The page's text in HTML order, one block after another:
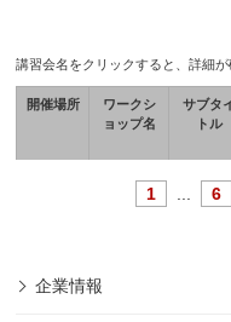
講習会名をクリックすると、詳細
開催場所
ワークシ
ョップ名
サブタ
トル
1 6
企業情報